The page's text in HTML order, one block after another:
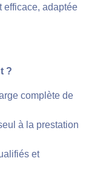
efficace, adaptée
?
complète de
à la prestation
et